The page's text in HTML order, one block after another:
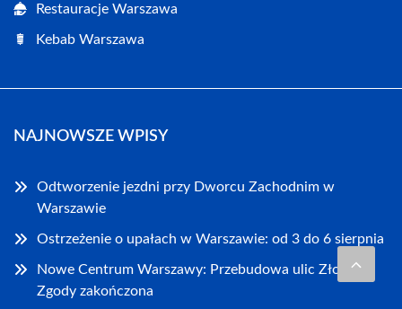
Restauracje Warszawa
Kebab Warszawa
NAJNOWSZE WPISY
Odtworzenie jezdni przy Dworcu Zachodnim w
Warszawie
Ostrzeżenie o upałach w Warszawie: od 3 do 6 sierpnia
Nowe Centrum Warszawy: Przebudowa ulic Złotej i
Zgody zakończona